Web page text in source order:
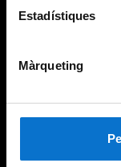
Estadístiques
Màrqueting